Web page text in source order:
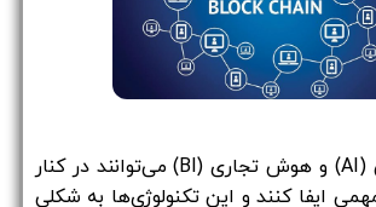
هوش مصنوعی (AI) و هوش تجاری (BI) می‌توانند در کنار
ایفا کنند و این تکنولوژی‌ها به شکلی